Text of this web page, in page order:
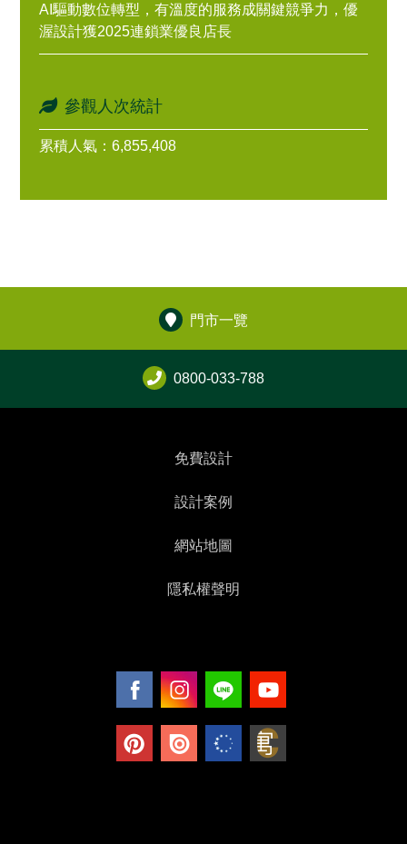
AI驅動數位轉型，有溫度的服務成關鍵競爭力，優
渥設計獲2025連鎖業優良店長
參觀人次統計
累積人氣：6,855,408
門市一覽
0800-033-788
免費設計
設計案例
網站地圖
隱私權聲明